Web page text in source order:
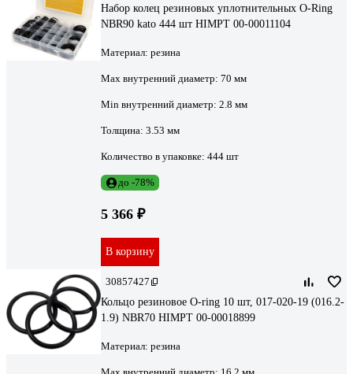
Набор колец резиновых уплотнительных O-Ring
NBR90 kato 444 шт HIMPT 00-00011104
Материал: резина
Max внутренний диаметр: 70 мм
Min внутренний диаметр: 2.8 мм
Толщина: 3.53 мм
Количество в упаковке: 444 шт
до -78%
5 366 ₽
В корзину
30857427
Кольцо резиновое O-ring 10 шт, 017-020-19 (016.2-
1.9) NBR70 HIMPT 00-00018899
Материал: резина